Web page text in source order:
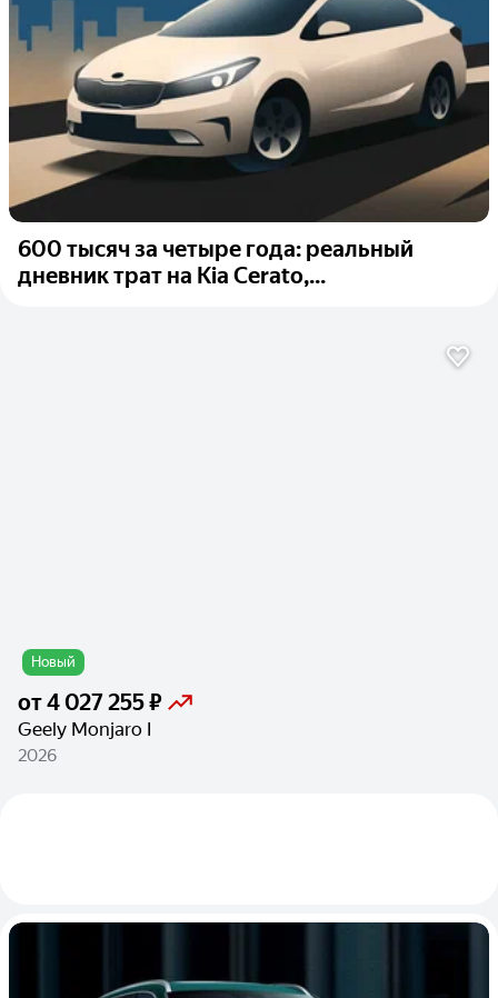
600 тысяч за четыре года: реальный
дневник трат на Kia Cerato,...
Новый
от4 027 255 ₽
Geely Monjaro I
2026